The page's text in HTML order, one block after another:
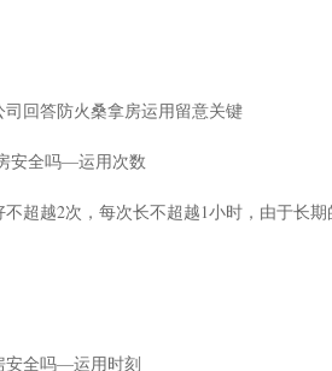
司回答防火桑拿房运用留意关键
安全吗—运用次数
超越2次，每次长不超越1小时，由于长
安全吗—运用时刻